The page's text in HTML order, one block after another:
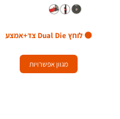
🟠 לוחץ Dual Die צד+אמצע
מגוון אפשרויות